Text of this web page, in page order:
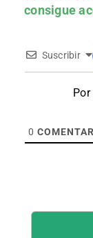
consigue
Suscribir
0